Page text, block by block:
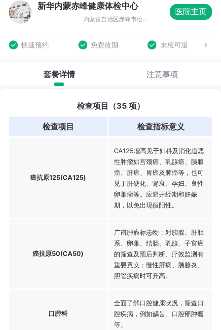
新华内蒙赤峰健康体检中心
内蒙古自治区赤峰市松山区恒茂大厦商务中心（北门）四层01041
医院主页
快速预约 免费改期 未检可退
套餐详情 注意事项
检查项目（35 项）
检查项目 检查指标意义
癌抗原125(CA125)
CA125增高见于妇科及消化道恶
性肿瘤如宫颈癌、乳腺癌、胰腺
癌、肝癌、胃癌及肺癌等，也可
见于肝硬化、肾衰、孕妇、良性
卵巢瘤等。应避开经期和妊娠
期，以免出现假阳性。
癌抗原50(CA50)
广谱肿瘤标志物；对胰腺、肝胆
系、卵巢、结肠、乳腺、子宫癌
的筛查及预后判断、疗效监测有
重要意义；慢性肝病、胰腺炎、
胆管疾病时可升高。
口腔科
全面了解口腔健康状况，筛查口
腔疾病，例如龋齿、口腔部肿瘤
等。